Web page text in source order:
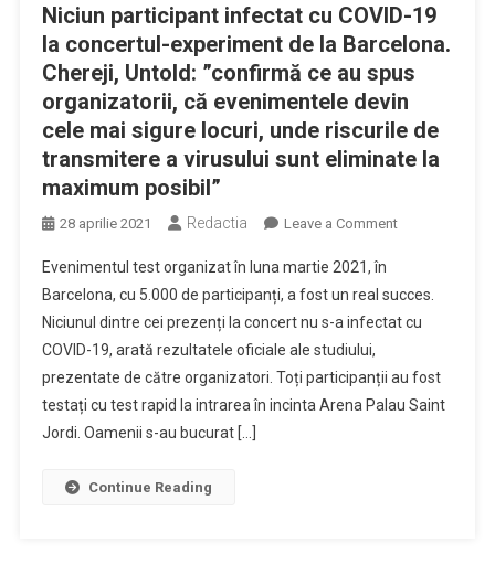
Niciun participant infectat cu COVID-19
la concertul-experiment de la Barcelona.
Chereji, Untold: ”confirmă ce au spus
organizatorii, că evenimentele devin
cele mai sigure locuri, unde riscurile de
transmitere a virusului sunt eliminate la
maximum posibil”
28 aprilie 2021 Redactia Leave a Commenton
infectat
cu
19
la
Evenimentul test organizat în luna martie 2021, în
Barcelona, cu 5.000 de participanți, a fost un real succes.
Niciunul dintre cei prezenți la concert nu s-a infectat cu
COVID-19, arată rezultatele oficiale ale studiului,
prezentate de către organizatori. Toți participanții au fost
testați cu test rapid la intrarea în incinta Arena Palau Saint
Jordi. Oamenii s-au bucurat […]
Continue Reading